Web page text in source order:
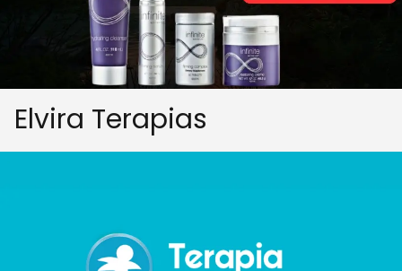
Elvira Terapias